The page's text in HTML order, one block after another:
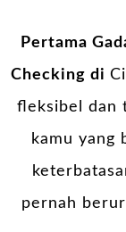
Pertama
Checking di
fleksibel dan
kamu yang
pernah